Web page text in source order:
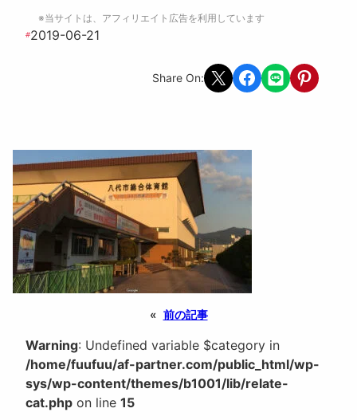
※当サイトは、アフィリエイト広告を利用しています
#2019-06-21
Share On: Share on X Share on Facebook
Share on LINEShare on
« 前の記事
Warning: Undefined variable $category in
/home/fuufuu/af-partner.com/public_html/wp-
sys/wp-content/themes/b1001/lib/relate-
cat.php on line 15